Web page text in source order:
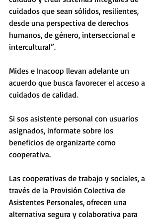
cuidados que sean sólidos, resilientes,
desde una perspectiva de derechos
humanos, de género, interseccional e
intercultural”.
Mides e Inacoop llevan adelante un
acuerdo que busca favorecer el acceso a
cuidados de calidad.
Si sos asistente personal con usuarios
asignados, informate sobre los
beneficios de organizarte como
cooperativa.
Las cooperativas de trabajo y sociales, a
través de la Provisión Colectiva de
Asistentes Personales, ofrecen una
alternativa segura y colaborativa para